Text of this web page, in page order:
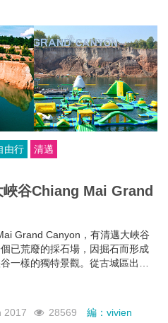
由行 清邁
峽谷Chiang Mai Grand
Grand Canyon，有清邁大峽谷
已荒廢的採石場，因掘石而形成
一樣的獨特景觀。從古城區出
2017 28569 編：vivien